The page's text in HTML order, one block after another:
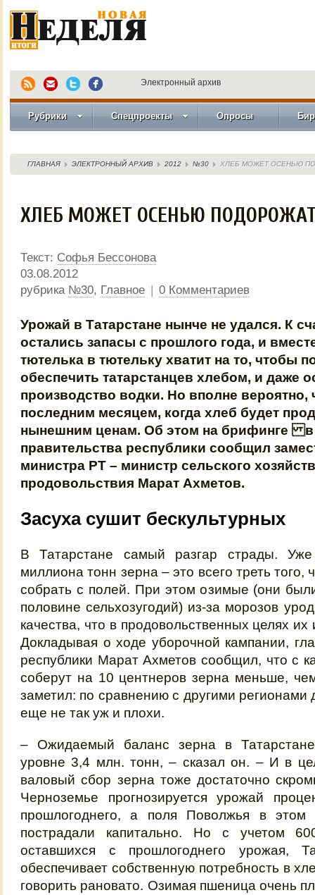
Электронный архив
Рубрики Спецпроекты Опросы
ГЛАВНАЯ ЭЛЕКТРОННЫЙ АРХИВ 2012 №30 ХЛЕБ МОЖЕТ ОСЕНЬЮ
ХЛЕБ МОЖЕТ ОСЕНЬЮ
Текст: Софья Бессонова
03.08.2012
рубрика №30, Главное | 0 Комментариев
Урожай в Татарстане нынче не удался. К
остались запасы с прошлого года, и
тютелька в тютельку хватит на то, чтобы
обеспечить татарстанцев хлебом, и даже
производство водки. Но вполне вероятно,
последним месяцем, когда хлеб будет
нынешним ценам. Об этом на брифинге
правительства республики сообщил
министра РТ – министр сельского
продовольствия Марат Ахметов.
Засуха сушит бескультурных
В Татарстане самый разгар страды.
миллиона тонн зерна – это всего треть того,
собрать с полей. При этом озимые (они
половине сельхозугодий) из-за морозов
качества, что в продовольственных целях их
Докладывая о ходе уборочной кампании,
республики Марат Ахметов сообщил, что с
соберут на 10 центнеров зерна меньше,
заметил: по сравнению с другими регионами
еще не так уж и плохи.
– Ожидаемый баланс зерна в Татарстане
уровне 3,4 млн. тонн, – сказал он. – И в
валовый сбор зерна тоже достаточно
Черноземье прогнозируется урожай
прошлогоднего, а поля Поволжья в этом
пострадали капитально. Но с учетом
оставшихся с прошлогоднего урожая,
обеспечивает собственную потребность в
говорить рановато. Озимая пшеница очень